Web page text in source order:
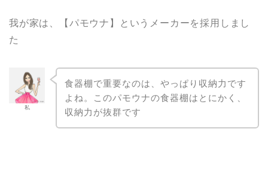
我が家は、【パモウナ】というメーカーを採用しまし
た
私
食器棚で重要なのは、やっぱり収納力です
よね。このパモウナの食器棚はとにかく、
収納力が抜群です